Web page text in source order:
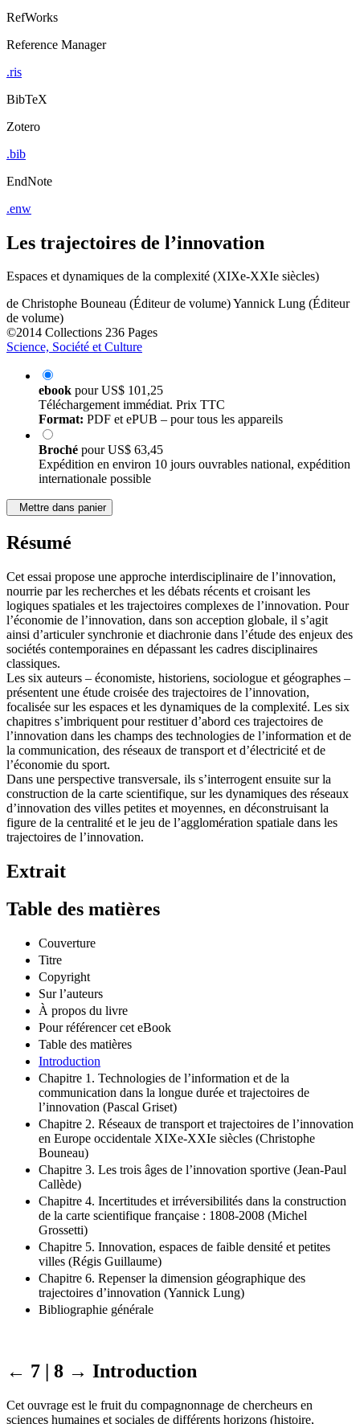
RefWorks
Reference Manager
.ris
BibTeX
Zotero
.bib
EndNote
.enw
Les trajectoires de l’innovation
Espaces et dynamiques de la complexité (XIXe-XXIe siècles)
de Christophe Bouneau (Éditeur de volume)Yannick Lung (Éditeur
de volume)
©2014 Collections 236 Pages
Science, Société et Culture
ebook pourUS$ 101,25
Téléchargement immédiat. Prix TTC
Format: PDF et ePUB – pour tous les appareils
Broché pourUS$ 63,45
Expédition en environ 10 jours ouvrables national, expédition
internationale possible
Mettre dans panier
Résumé
Cet essai propose une approche interdisciplinaire de l’innovation,
nourrie par les recherches et les débats récents et croisant les
logiques spatiales et les trajectoires complexes de l’innovation. Pour
l’économie de l’innovation, dans son acception globale, il s’agit
ainsi d’articuler synchronie et diachronie dans l’étude des enjeux des
sociétés contemporaines en dépassant les cadres disciplinaires
classiques.
Les six auteurs – économiste, historiens, sociologue et géographes –
présentent une étude croisée des trajectoires de l’innovation,
focalisée sur les espaces et les dynamiques de la complexité. Les six
chapitres s’imbriquent pour restituer d’abord ces trajectoires de
l’innovation dans les champs des technologies de l’information et de
la communication, des réseaux de transport et d’électricité et de
l’économie du sport.
Dans une perspective transversale, ils s’interrogent ensuite sur la
construction de la carte scientifique, sur les dynamiques des réseaux
d’innovation des villes petites et moyennes, en déconstruisant la
figure de la centralité et le jeu de l’agglomération spatiale dans les
trajectoires de l’innovation.
Extrait
Table des matières
Couverture
Titre
Copyright
Sur l’auteurs
À propos du livre
Pour référencer cet eBook
Table des matières
Introduction
Chapitre 1. Technologies de l’information et de la
communication dans la longue durée et trajectoires de
l’innovation (Pascal Griset)
Chapitre 2. Réseaux de transport et trajectoires de l’innovation
en Europe occidentale XIXe-XXIe siècles (Christophe
Bouneau)
Chapitre 3. Les trois âges de l’innovation sportive (Jean-Paul
Callède)
Chapitre 4. Incertitudes et irréversibilités dans la construction
de la carte scientifique française : 1808-2008 (Michel
Grossetti)
Chapitre 5. Innovation, espaces de faible densité et petites
villes (Régis Guillaume)
Chapitre 6. Repenser la dimension géographique des
trajectoires d’innovation (Yannick Lung)
Bibliographie générale
← 7 | 8 → Introduction
Cet ouvrage est le fruit du compagnonnage de chercheurs en
sciences humaines et sociales de différents horizons (histoire,